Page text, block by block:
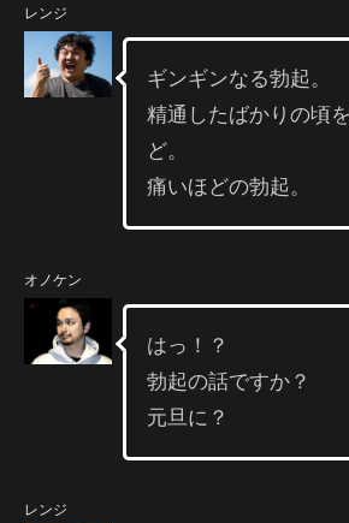
レンジ
ギンギンなる勃起。
精通したばかりの頃
ど。
痛いほどの勃起。
オノケン
はっ！？
勃起の話ですか？
元旦に？
レンジ